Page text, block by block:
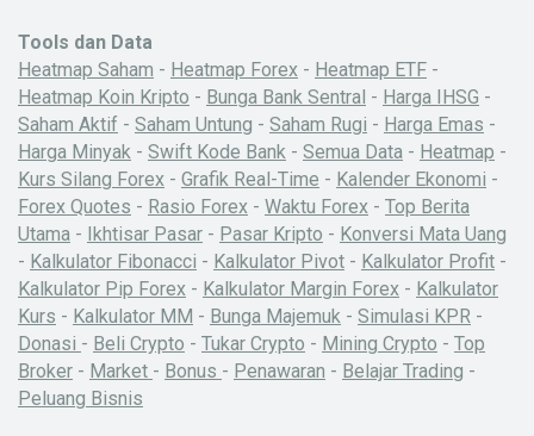
Tools dan Data
Heatmap Saham - Heatmap Forex - Heatmap ETF -
Heatmap Koin Kripto - Bunga Bank Sentral - Harga IHSG -
Saham Aktif - Saham Untung - Saham Rugi - Harga Emas -
Harga Minyak - Swift Kode Bank - Semua Data - Heatmap -
Kurs Silang Forex - Grafik Real-Time - Kalender Ekonomi -
Forex Quotes - Rasio Forex - Waktu Forex - Top Berita
Utama - Ikhtisar Pasar - Pasar Kripto - Konversi Mata Uang
- Kalkulator Fibonacci - Kalkulator Pivot - Kalkulator Profit -
Kalkulator Pip Forex - Kalkulator Margin Forex - Kalkulator
Kurs - Kalkulator MM - Bunga Majemuk - Simulasi KPR -
Donasi - Beli Crypto - Tukar Crypto - Mining Crypto - Top
Broker - Market - Bonus - Penawaran - Belajar Trading -
Peluang Bisnis